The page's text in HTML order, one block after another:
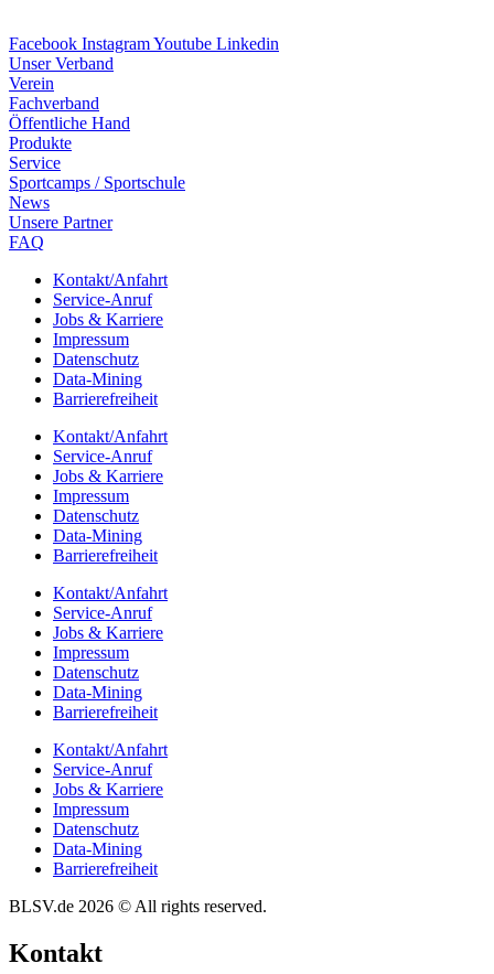
Facebook InstagramYoutube Linkedin
Unser Verband
Verein
Fach­ver­band
Öffent­li­che Hand
Produkte
Service
Sport­camps / Sportschule
News
Unsere Part­ner
FAQ
Kontakt/​​Anfahrt
Service-Anruf
Jobs & Karriere
Impres­sum
Daten­schutz
Data-Mining
Barrie­re­frei­heit
Kontakt/​​Anfahrt
Service-Anruf
Jobs & Karriere
Impres­sum
Daten­schutz
Data-Mining
Barrie­re­frei­heit
Kontakt/​​Anfahrt
Service-Anruf
Jobs & Karriere
Impres­sum
Daten­schutz
Data-Mining
Barrie­re­frei­heit
Kontakt/​​Anfahrt
Service-Anruf
Jobs & Karriere
Impres­sum
Daten­schutz
Data-Mining
Barrie­re­frei­heit
BLSV.de 2026 © All rights reserved.
Kontakt